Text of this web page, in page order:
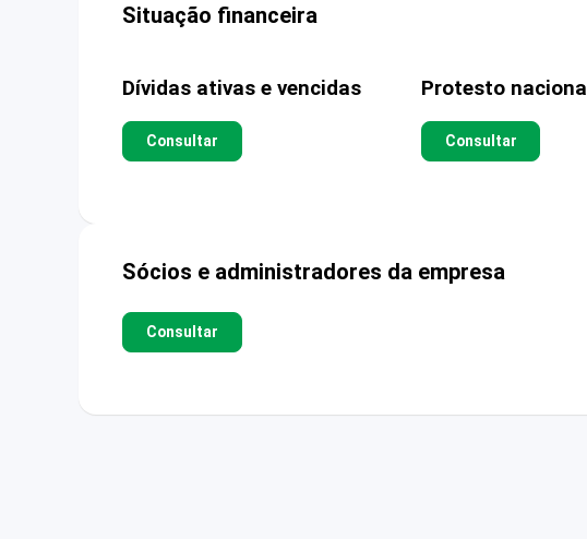
Situação financeira
Dívidas ativas e vencidas
Consultar
Protesto nacional
Consultar
Sócios e administradores da empresa
Consultar